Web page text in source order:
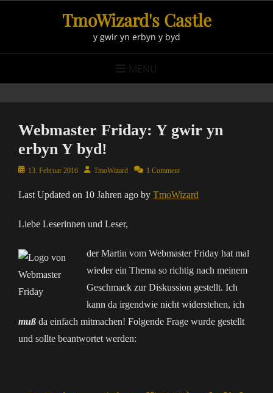
TmoWizard's Castle
y gwir yn erbyn y byd
MENU
Webmaster Friday: Y gwir yn
erbyn Y byd!
Posted13. Februar 2016 AuthorTmoWizard 1 Comment
Last Updated on 10 Jahren ago by TmoWizard
Liebe Leserinnen und Leser,
der Martin vom Webmaster Friday hat mal
wieder ein Thema so richtig nach meinem
Geschmack zur Diskussion gestellt. Ich
kann da irgendwie nicht widerstehen, ich
muß da einfach mitmachen! Folgende Frage wurde gestellt
und sollte beantwortet werden: